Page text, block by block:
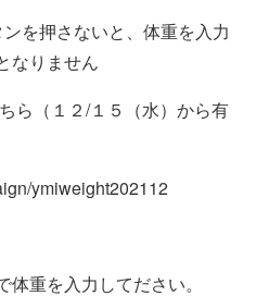
を押さないと、体重を入力
なりません
ら（１２/１５（水）から有
ymiweight202112
重を入力してださい。